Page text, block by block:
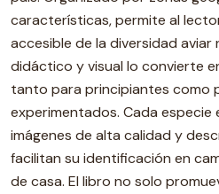
características, permite al
accesible de la diversidad aviar
didáctico y visual lo convierte
tanto para principiantes como
experimentados. Cada
imágenes de alta calidad y
facilitan su identificación en
de casa. El libro no solo